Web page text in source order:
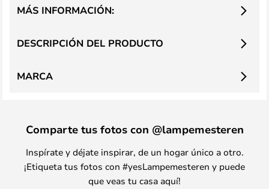
DESCRIPCIÓN DEL PRODUCTO
MÁS INFORMACIÓN:
MARCA
Comparte tus fotos con @lampemesteren
Inspírate y déjate inspirar, de un hogar único a otro.
¡Etiqueta tus fotos con #yesLampemesteren y puede
que veas tu casa aquí!